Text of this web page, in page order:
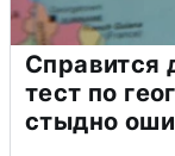
Справится
тест по
стыдно